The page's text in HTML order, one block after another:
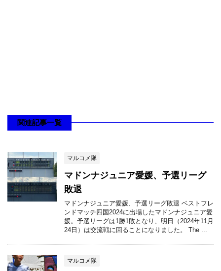
関連記事一覧
マルコメ隊
マドンナジュニア愛媛、予選リーグ
敗退
マドンナジュニア愛媛、予選リーグ敗退 ベストフレ
ンドマッチ四国2024に出場したマドンナジュニア愛
媛。予選リーグは1勝1敗となり、明日（2024年11月
24日）は交流戦に回ることになりました。 The ...
マルコメ隊